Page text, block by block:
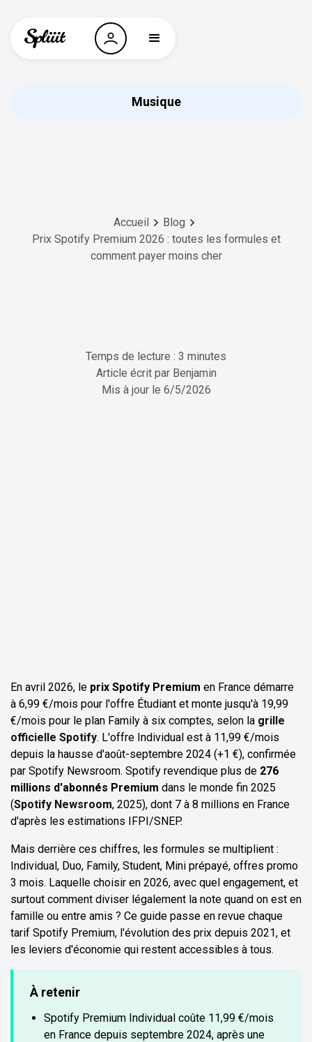
Musique
Accueil
Blog
Prix Spotify Premium 2026 : toutes les formules et
comment payer moins cher
Temps de lecture : 3 minutes
Article écrit par Benjamin
Mis à jour le 6/5/2026
En avril 2026, le prix Spotify Premium en France démarre
à 6,99 €/mois pour l'offre Étudiant et monte jusqu'à 19,99
€/mois pour le plan Family à six comptes, selon la grille
officielle Spotify. L'offre Individual est à 11,99 €/mois
depuis la hausse d'août-septembre 2024 (+1 €), confirmée
par Spotify Newsroom. Spotify revendique plus de 276
millions d'abonnés Premium dans le monde fin 2025
(Spotify Newsroom, 2025), dont 7 à 8 millions en France
d'après les estimations IFPI/SNEP.
Mais derrière ces chiffres, les formules se multiplient :
Individual, Duo, Family, Student, Mini prépayé, offres promo
3 mois. Laquelle choisir en 2026, avec quel engagement, et
surtout comment diviser légalement la note quand on est en
famille ou entre amis ? Ce guide passe en revue chaque
tarif Spotify Premium, l'évolution des prix depuis 2021, et
les leviers d'économie qui restent accessibles à tous.
À retenir
Spotify Premium Individual coûte 11,99 €/mois
en France depuis septembre 2024, après une